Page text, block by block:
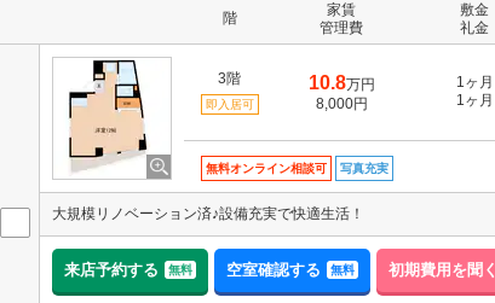
階
家賃
管理費
敷金
礼金
3階
即入居可
10.8万円
8,000円
1ヶ月
1ヶ月
無料オンライン相談可 写真充実
大規模リノベーション済♪設備充実で快適生活！
来店予約する 無料 空室確認する 無料 初期費用を聞く